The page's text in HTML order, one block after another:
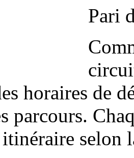
Pari
horaires de
parcours.
selon